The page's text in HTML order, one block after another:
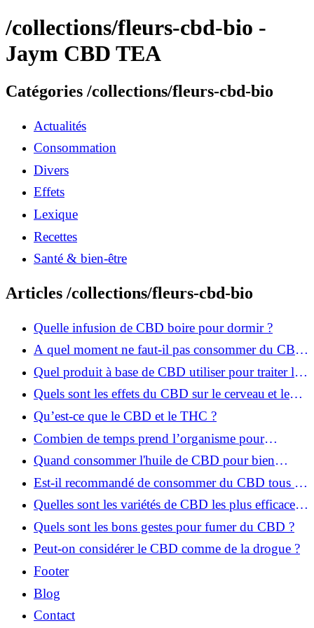
/collections/fleurs-cbd-bio -
Jaym CBD TEA
Catégories /collections/fleurs-cbd-bio
Actualités
Consommation
Divers
Effets
Lexique
Recettes
Santé & bien-être
Articles /collections/fleurs-cbd-bio
Quelle infusion de CBD boire pour dormir ?
A quel moment ne faut-il pas consommer du CBD
?
Quel produit à base de CBD utiliser pour traiter les
douleurs articulaires ?
Quels sont les effets du CBD sur le cerveau et le
bien-être de l’homme ?
Qu’est-ce que le CBD et le THC ?
Combien de temps prend l’organisme pour
éliminer le CBD ?
Quand consommer l'huile de CBD pour bien
dormir ?
Est-il recommandé de consommer du CBD tous les
jours ?
Quelles sont les variétés de CBD les plus efficaces
à fumer ?
Quels sont les bons gestes pour fumer du CBD ?
Peut-on considérer le CBD comme de la drogue ?
Footer
Blog
Contact